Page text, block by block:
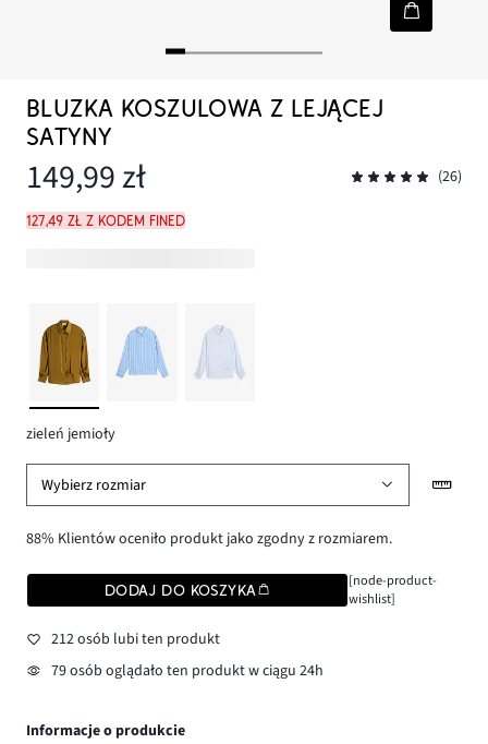
BLUZKA KOSZULOWA Z LEJĄCEJ
SATYNY
149,99 zł (26)
127,49 zł z kodem FINED
zieleń jemioły
Wybierz rozmiar
88% Klientów oceniło produkt jako zgodny z rozmiarem.
DODAJ DO KOSZYKA
[node-product-
wishlist]
212 osób lubi ten produkt
79 osób oglądało ten produkt w ciągu 24h
Informacje o produkcie